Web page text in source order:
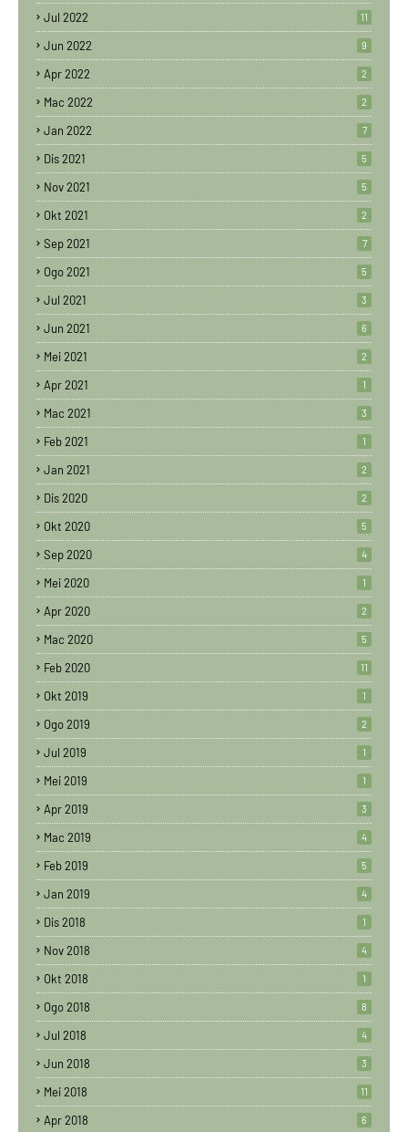
Jul 2022 11
Jun 2022 9
Apr 2022 2
Mac 2022 2
Jan 2022 7
Dis 2021 5
Nov 2021 5
Okt 2021 2
Sep 2021 7
Ogo 2021 5
Jul 2021 3
Jun 2021 6
Mei 2021 2
Apr 2021 1
Mac 2021 3
Feb 2021 1
Jan 2021 2
Dis 2020 2
Okt 2020 5
Sep 2020 4
Mei 2020 1
Apr 2020 2
Mac 2020 5
Feb 2020 11
Okt 2019 1
Ogo 2019 2
Jul 2019 1
Mei 2019 1
Apr 2019 3
Mac 2019 4
Feb 2019 5
Jan 2019 4
Dis 2018 1
Nov 2018 4
Okt 2018 1
Ogo 2018 8
Jul 2018 4
Jun 2018 3
Mei 2018 11
Apr 2018 6